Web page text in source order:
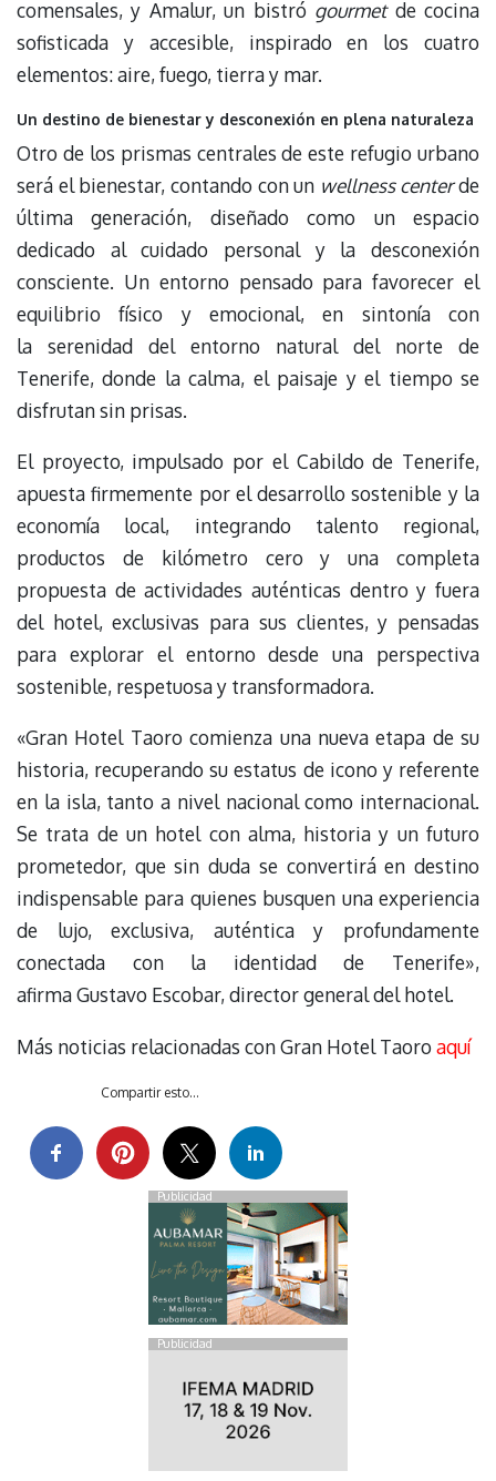
comensales, y Amalur, un bistró gourmet de cocina
sofisticada y accesible, inspirado en los cuatro
elementos: aire, fuego, tierra y mar.
Un destino de bienestar y desconexión en plena naturaleza
Otro de los prismas centrales de este refugio urbano
será el bienestar, contando con un wellness centerde
última generación, diseñado como un espacio
dedicado al cuidado personal y la desconexión
consciente. Un entorno pensado para favorecer el
equilibrio físico y emocional, en sintonía con
la serenidad del entorno natural del norte de
Tenerife, donde la calma, el paisaje y el tiempo se
disfrutan sin prisas.
El proyecto, impulsado por el Cabildo de Tenerife,
apuesta firmemente por el desarrollo sostenible y la
economía local, integrando talento regional,
productos de kilómetro cero y una completa
propuesta de actividades auténticas dentro y fuera
del hotel, exclusivas para sus clientes, y pensadas
para explorar el entorno desde una perspectiva
sostenible, respetuosa y transformadora.
«Gran Hotel Taoro comienza una nueva etapa de su
historia, recuperando su estatus de icono y referente
en la isla, tanto a nivel nacional como internacional.
Se trata de un hotel con alma, historia y un futuro
prometedor, que sin duda se convertirá en destino
indispensable para quienes busquen una experiencia
de lujo, exclusiva, auténtica y profundamente
conectada con la identidad de Tenerife»,
afirma Gustavo Escobar, director general del hotel.
Más noticias relacionadas con Gran Hotel Taoroaquí
Compartir esto...
Publicidad
Publicidad